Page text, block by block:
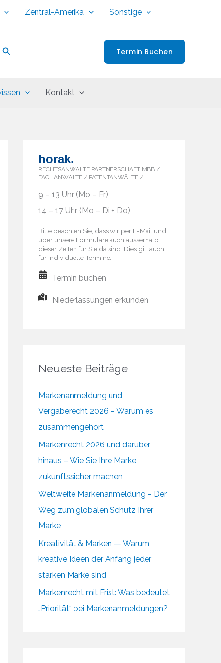
Zentral-Amerika Sonstige
Suchen Termin Buchen
Kontakt
horak.
RECHTSANWÄLTE PARTNERSCHAFT MBB /
FACHANWÄLTE / PATENTANWÄLTE /
9 – 13 Uhr (Mo – Fr)
14 – 17 Uhr (Mo – Di + Do)
Bitte beachten Sie, dass wir per E-Mail und
über unsere Formulare auch ausserhalb
dieser Zeiten für Sie da sind. Dies gilt auch
für individuelle Termine.
Termin buchen
Niederlassungen erkunden
Neueste Beiträge
Markenanmeldung und
Vergaberecht 2026 – Warum es
zusammengehört
Markenrecht 2026 und darüber
hinaus – Wie Sie Ihre Marke
zukunftssicher machen
Weltweite Markenanmeldung – Der
Weg zum globalen Schutz Ihrer
Marke
Kreativität & Marken — Warum
kreative Ideen der Anfang jeder
starken Marke sind
Markenrecht mit Frist: Was bedeutet
„Priorität“ bei Markenanmeldungen?